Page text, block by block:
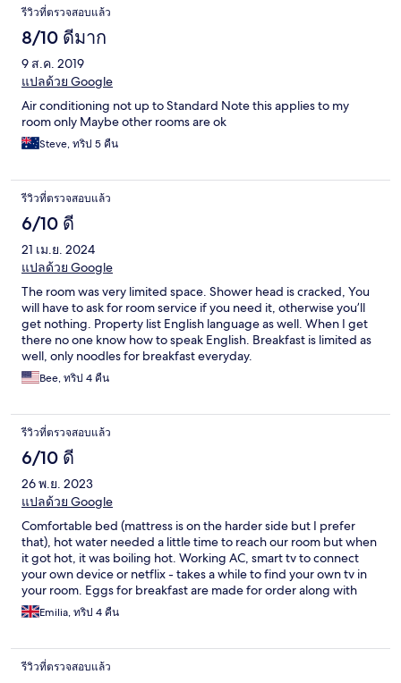
รีวิวที่ตรวจสอบแล้ว
8/10 ดีมาก
9 ส.ค. 2019
แปลด้วย Google
Air conditioning not up to Standard Note this applies to my
room only Maybe other rooms are ok
Steve, ทริป 5 คืน
รีวิวที่ตรวจสอบแล้ว
6/10 ดี
21 เม.ย. 2024
แปลด้วย Google
The room was very limited space. Shower head is cracked, You
will have to ask for room service if you need it, otherwise you’ll
get nothing. Property list English language as well. When I get
there no one know how to speak English. Breakfast is limited as
well, only noodles for breakfast everyday.
Bee, ทริป 4 คืน
รีวิวที่ตรวจสอบแล้ว
6/10 ดี
26 พ.ย. 2023
แปลด้วย Google
Comfortable bed (mattress is on the harder side but I prefer
that), hot water needed a little time to reach our room but when
it got hot, it was boiling hot. Working AC, smart tv to connect
your own device or netflix - takes a while to find your own tv in
your room. Eggs for breakfast are made for order along with
buffet of Lao brekfast dishes. A couple of maintenance issues:
toilet tank was leaking leaving a huge puddle on the bathroom
my husband fixed it. 😀
Emilia, ทริป 4 คืน
รีวิวที่ตรวจสอบแล้ว